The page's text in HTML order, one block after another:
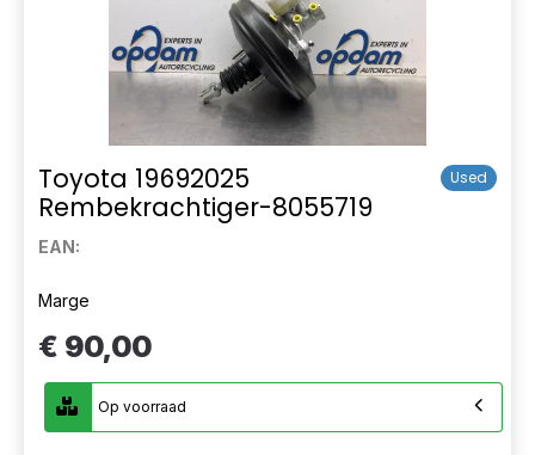
Toyota 19692025
Rembekrachtiger-8055719
Used
EAN:
Marge
€ 90,00
Op voorraad